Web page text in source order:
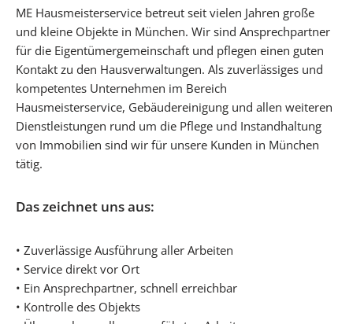
ME Hausmeisterservice betreut seit vielen Jahren große
und kleine Objekte in München. Wir sind Ansprechpartner
für die Eigentümergemeinschaft und pflegen einen guten
Kontakt zu den Hausverwaltungen. Als zuverlässiges und
kompetentes Unternehmen im Bereich
Hausmeisterservice, Gebäudereinigung und allen weiteren
Dienstleistungen rund um die Pflege und Instandhaltung
von Immobilien sind wir für unsere Kunden in München
tätig.
Das zeichnet uns aus:
• Zuverlässige Ausführung aller Arbeiten
• Service direkt vor Ort
• Ein Ansprechpartner, schnell erreichbar
• Kontrolle des Objekts